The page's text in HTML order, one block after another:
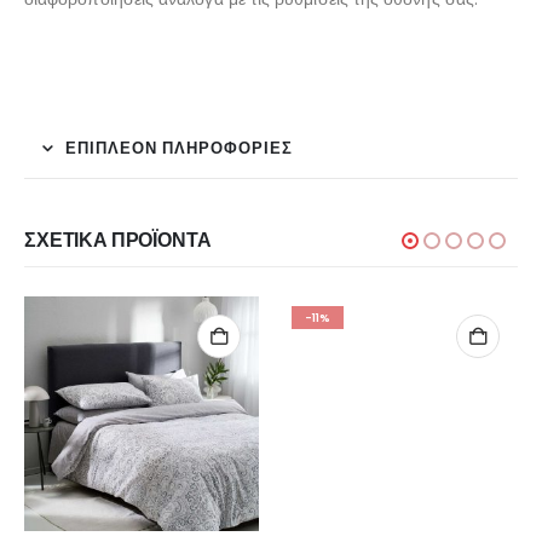
ΕΠΙΠΛΈΟΝ ΠΛΗΡΟΦΟΡΊΕΣ
ΣΧΕΤΙΚΆ ΠΡΟΪΌΝΤΑ
-11%